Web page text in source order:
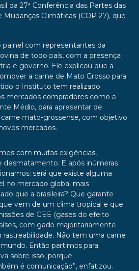
da 27ª Conferência das Partes das
Mudanças Climáticas (COP 27), que
painel com representantes da
de todo país, com a presença
e governo. Ele explicou que a
a carne de Mato Grosso para
o Instituto tem realizado
mercados compradores como a
Médio, para apresentar de
mato-grossense, com objetivo
mercados.
com muitas exigências,
desmatamento. E após inúmeras
será que existe alguma
no mercado global mais
que a brasileira? Que garante
vem de um clima tropical e que
de GEE (gases do efeito
com gado majoritariamente
rastreabilidade. Não tem uma carne
Então partimos para
sobre isso, porque
é comunicação”, enfatizou.